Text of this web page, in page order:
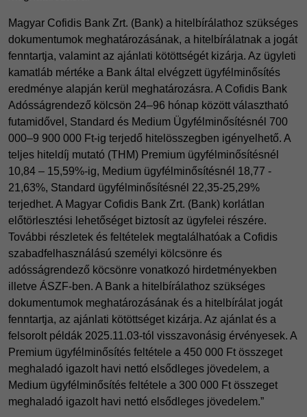
Magyar Cofidis Bank Zrt. (Bank) a hitelbírálathoz szükséges
dokumentumok meghatározásának, a hitelbírálatnak a jogát
fenntartja, valamint az ajánlati kötöttségét kizárja. Az ügyleti
kamatláb mértéke a Bank által elvégzett ügyfélminősítés
eredménye alapján kerül meghatározásra. A Cofidis Bank
Adósságrendező kölcsön 24–96 hónap között választható
futamidővel, Standard és Medium Ügyfélminősítésnél 700
000–9 900 000 Ft-ig terjedő hitelösszegben igényelhető. A
teljes hiteldíj mutató (THM) Premium ügyfélminősítésnél
10,84 – 15,59%-ig, Medium ügyfélminősítésnél 18,77 -
21,63%, Standard ügyfélminősítésnél 22,35-25,29%
terjedhet. A Magyar Cofidis Bank Zrt. (Bank) korlátlan
előtörlesztési lehetőséget biztosít az ügyfelei részére.
További részletek és feltételek megtalálhatóak a Cofidis
szabadfelhasználású személyi kölcsönre és
adósságrendező köcsönre vonatkozó hirdetményekben
illetve ÁSZF-ben. A Bank a hitelbírálathoz szükséges
dokumentumok meghatározásának és a hitelbírálat jogát
fenntartja, az ajánlati kötöttséget kizárja. Az ajánlat és a
felsorolt példák 2025.11.03-tól visszavonásig érvényesek. A
Premium ügyfélminősítés feltétele a 450 000 Ft összeget
meghaladó igazolt havi nettó elsődleges jövedelem, a
Medium ügyfélminősítés feltétele a 300 000 Ft összeget
meghaladó igazolt havi nettó elsődleges jövedelem.”